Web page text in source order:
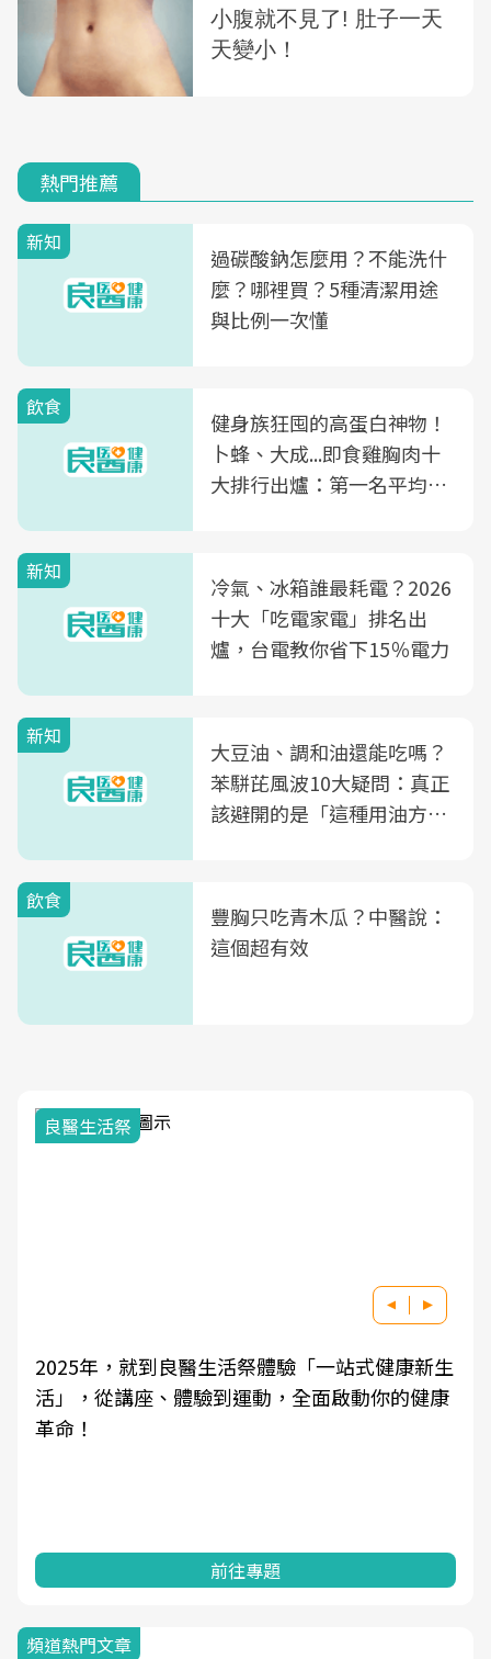
熱門推薦
新知
過碳酸鈉怎麼用？不能洗什
麼？哪裡買？5種清潔用途
與比例一次懂
飲食
健身族狂囤的高蛋白神物！
卜蜂、大成...即食雞胸肉十
大排行出爐：第一名平均一
新知
冷氣、冰箱誰最耗電？2026
十大「吃電家電」排名出
爐，台電教你省下15％電力
新知
大豆油、調和油還能吃嗎？
苯駢芘風波10大疑問：真正
該避開的是「這種用油方
飲食
豐胸只吃青木瓜？中醫說：
這個超有效
良醫生活祭
2025年，就到良醫生活祭體驗「一站式健康新生
活」，從講座、體驗到運動，全面啟動你的健康
革命！
前往專題
頻道熱門文章